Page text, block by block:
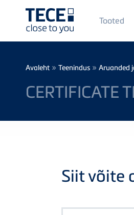
Main
Menü
1
Tooted
Breadcrumb
Avaleht » Teenindus » Aruanded
CERTIFICATE
Siit võite